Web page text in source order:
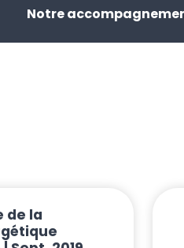
Notre
de la